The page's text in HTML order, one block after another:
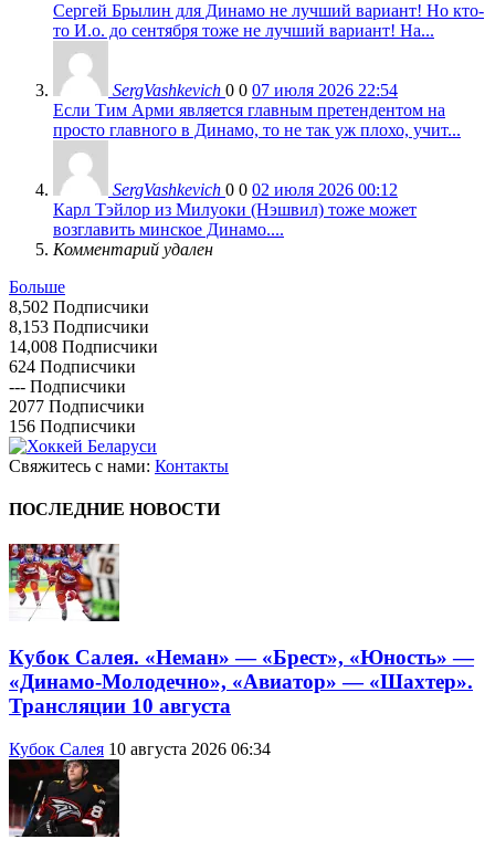
Сергей Брылин для Динамо не лучший вариант! Но кто-
то И.о. до сентября тоже не лучший вариант! На...
SergVashkevich 0 0 07 июля 2026 22:54
Если Тим Арми является главным претендентом на
просто главного в Динамо, то не так уж плохо, учит...
SergVashkevich 0 0 02 июля 2026 00:12
Карл Тэйлор из Милуоки (Нэшвил) тоже может
возглавить минское Динамо....
Комментарий удален
Больше
8,502 Подписчики
8,153 Подписчики
14,008 Подписчики
624 Подписчики
--- Подписчики
2077 Подписчики
156 Подписчики
Свяжитесь с нами: Контакты
ПОСЛЕДНИЕ НОВОСТИ
Кубок Салея. «Неман» — «Брест», «Юность» —
«Динамо-Молодечно», «Авиатор» — «Шахтер».
Трансляции 10 августа
Кубок Салея 10 августа 2026 06:34